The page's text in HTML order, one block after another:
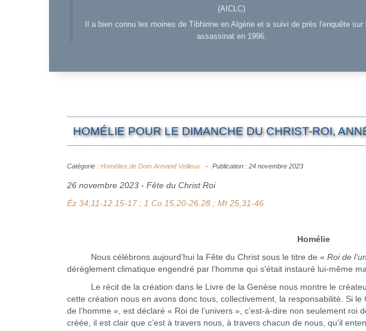
(AICLC)
Il a bien connu les moines de Tibhirine en Algérie et a suivi de près l'enquête sur
assassinat en 1996.
HOMÉLIE POUR LE DIMANCHE DU CHRIST-ROI,
Catégorie : Homélies de Dom Armand Veilleux Publication : 24 novembre 2023
26 novembre 2023 - Fête du Christ Roi
Éz 34,11-12.15-17 ; 1 Co 15,20-26.28 ; Mt 25,31-46
Homélie
Nous célébrons aujourd’hui la Fête du Christ sous le titre de « Roi de
dérèglement climatique engendré par l’homme qui s’était instauré lui-même
Le récit de la création dans le Livre de la Genèse nous montre le créateur
cette création nous en avons donc tous, collectivement, la responsabilité. Si
de l’homme », est déclaré « Roi de l’univers », c’est-à-dire non seulement roi
créée, il est clair que c’est à travers nous, à travers chacun de nous, qu’il